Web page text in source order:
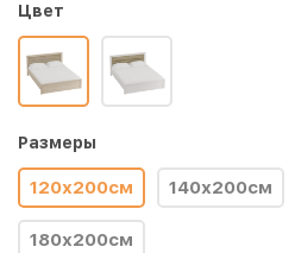
Цвет
Размеры
120х200см 140х200см
180х200см